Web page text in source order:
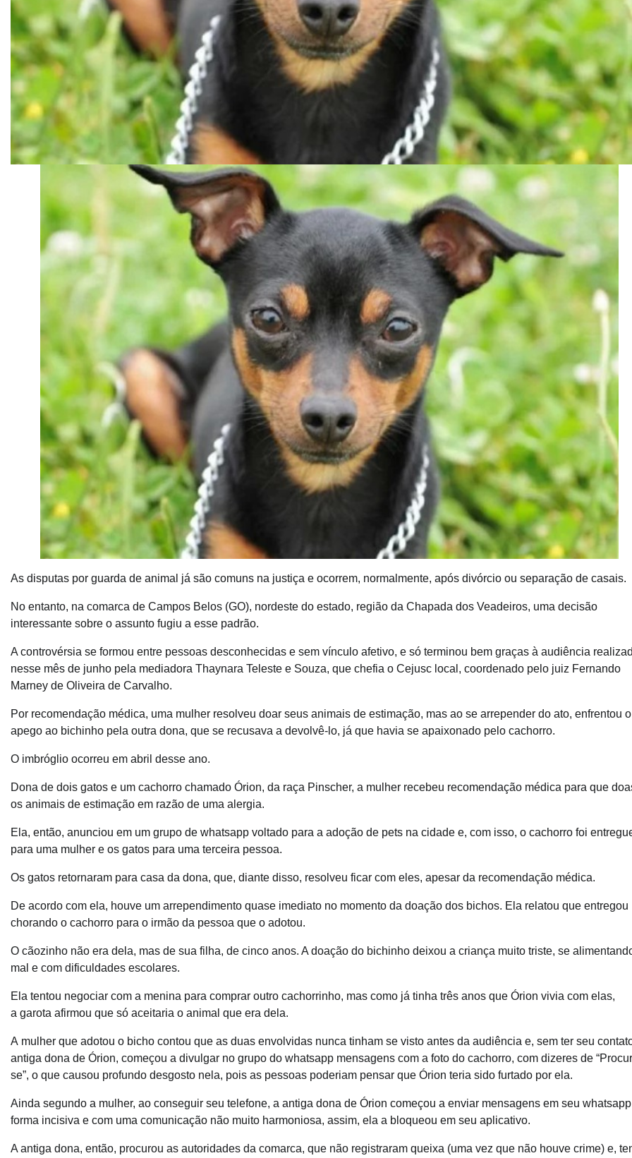
As disputas por guarda de animal já são comuns na justiça e ocorrem, normalmente, após divórcio ou separação de casais.
No entanto, na comarca de Campos Belos (GO), nordeste do estado, região da Chapada dos Veadeiros, uma decisão
interessante sobre o assunto fugiu a esse padrão.
A controvérsia se formou entre pessoas desconhecidas e sem vínculo afetivo, e só terminou bem graças à audiência
nesse mês de junho pela mediadora Thaynara Teleste e Souza, que chefia o Cejusc local, coordenado pelo juiz Fernando
Marney de Oliveira de Carvalho.
Por recomendação médica, uma mulher resolveu doar seus animais de estimação, mas ao se arrepender do ato, enfrentou o
apego ao bichinho pela outra dona, que se recusava a devolvê-lo, já que havia se apaixonado pelo cachorro.
O imbróglio ocorreu em abril desse ano.
Dona de dois gatos e um cachorro chamado Órion, da raça Pinscher, a mulher recebeu recomendação médica para que
os animais de estimação em razão de uma alergia.
Ela, então, anunciou em um grupo de whatsapp voltado para a adoção de pets na cidade e, com isso, o cachorro foi
para uma mulher e os gatos para uma terceira pessoa.
Os gatos retornaram para casa da dona, que, diante disso, resolveu ficar com eles, apesar da recomendação médica.
De acordo com ela, houve um arrependimento quase imediato no momento da doação dos bichos. Ela relatou que entregou
chorando o cachorro para o irmão da pessoa que o adotou.
O cãozinho não era dela, mas de sua filha, de cinco anos. A doação do bichinho deixou a criança muito triste, se
mal e com dificuldades escolares.
Ela tentou negociar com a menina para comprar outro cachorrinho, mas como já tinha três anos que Órion vivia com elas,
a garota afirmou que só aceitaria o animal que era dela.
A mulher que adotou o bicho contou que as duas envolvidas nunca tinham se visto antes da audiência e, sem ter seu
antiga dona de Órion, começou a divulgar no grupo do whatsapp mensagens com a foto do cachorro, com dizeres de
se”, o que causou profundo desgosto nela, pois as pessoas poderiam pensar que Órion teria sido furtado por ela.
Ainda segundo a mulher, ao conseguir seu telefone, a antiga dona de Órion começou a enviar mensagens em seu
forma incisiva e com uma comunicação não muito harmoniosa, assim, ela a bloqueou em seu aplicativo.
A antiga dona, então, procurou as autoridades da comarca, que não registraram queixa (uma vez que não houve crime) e,